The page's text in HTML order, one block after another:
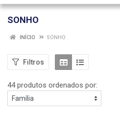
SONHO
INÍCIO SONHO
Filtros
44 produtos ordenados por: